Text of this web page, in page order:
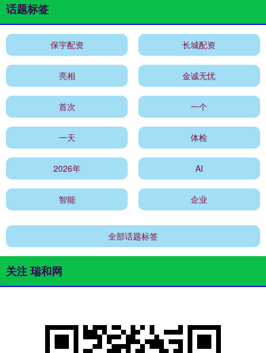
话题标签
保宇配资 长城配资
亮相 金诚无忧
首次 一个
一天 体检
2026年 AI
智能 企业
全部话题标签
关注 瑞和网